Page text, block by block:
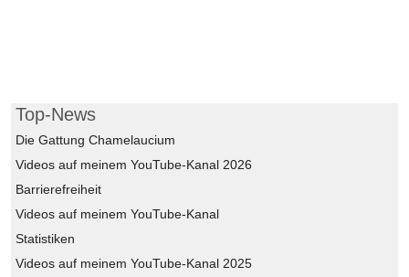
Top-News
Die Gattung Chamelaucium
Videos auf meinem YouTube-Kanal 2026
Barrierefreiheit
Videos auf meinem YouTube-Kanal
Statistiken
Videos auf meinem YouTube-Kanal 2025